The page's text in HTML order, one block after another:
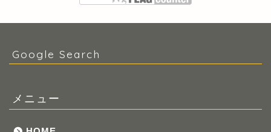
Google Search
メニュー